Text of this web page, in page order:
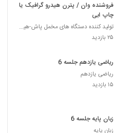
فروشنده وان / پترن هیدرو گرافیک یا
چاپ ابی
تولید کننده دستگاه های مخمل پاش-هیدروگرافیک-ابکاری
۲۵ بازدید
ریاضی یازدهم جلسه 6
ریاضی یازدهم
۱۵ بازدید
زبان پایه جلسه 6
زبان پایه